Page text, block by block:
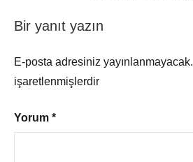
Bir yanıt yazın
E-posta adresiniz yayınlanmayacak.
işaretlenmişlerdir
Yorum *